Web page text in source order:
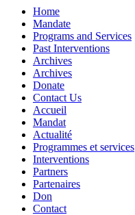
Home
Mandate
Programs and Services
Past Interventions
Archives
Archives
Donate
Contact Us
Accueil
Mandat
Actualité
Programmes et services
Interventions
Partners
Partenaires
Don
Contact